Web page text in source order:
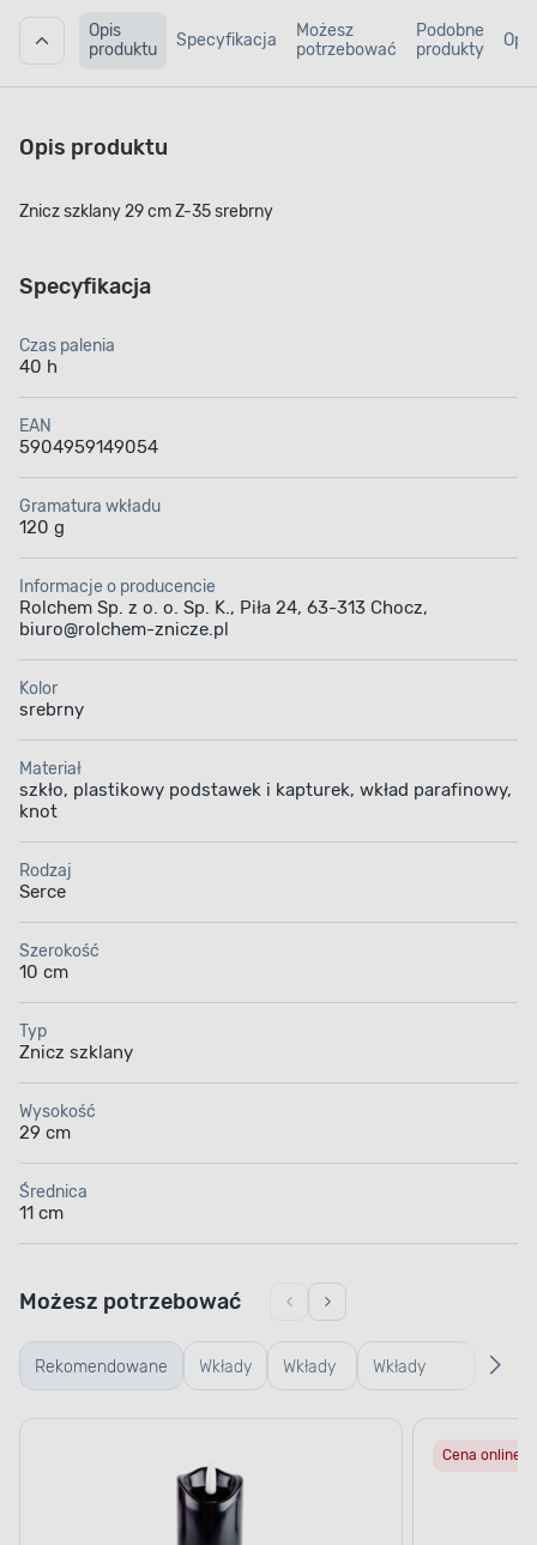
Opis
produktu
Specyfikacja
Możesz
potrzebować
Podobne
produkty
Opis produktu
Znicz szklany 29 cm Z-35 srebrny
Specyfikacja
Czas palenia
40 h
EAN
5904959149054
Gramatura wkładu
120 g
Informacje o producencie
Rolchem Sp. z o. o. Sp. K., Piła 24, 63-313 Chocz,
biuro@rolchem-znicze.pl
Kolor
srebrny
Materiał
szkło, plastikowy podstawek i kapturek, wkład parafinowy,
knot
Rodzaj
Serce
Szerokość
10 cm
Typ
Znicz szklany
Wysokość
29 cm
Średnica
11 cm
Rekomendowane Wkłady
LED
Wkłady
olejowe
Wkłady
parafinowe pod
Możesz potrzebować
Cena online